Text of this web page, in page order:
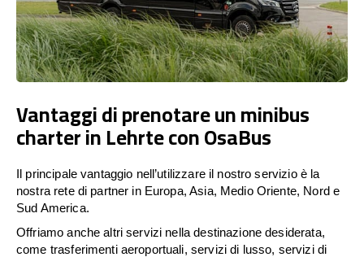
Vantaggi di prenotare un minibus
charter in Lehrte con OsaBus
Il principale vantaggio nell’utilizzare il nostro servizio è la
nostra rete di partner in Europa, Asia, Medio Oriente, Nord e
Sud America.
Offriamo anche altri servizi nella destinazione desiderata,
come trasferimenti aeroportuali, servizi di lusso, servizi di